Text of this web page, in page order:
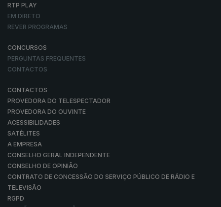
RTP PLAY
EM DIRETO
REVER PROGRAMAS
CONCURSOS
PERGUNTAS FREQUENTES
CONTACTOS
CONTACTOS
PROVEDORA DO TELESPECTADOR
PROVEDORA DO OUVINTE
ACESSIBILIDADES
SATÉLITES
A EMPRESA
CONSELHO GERAL INDEPENDENTE
CONSELHO DE OPINIÃO
CONTRATO DE CONCESSÃO DO SERVIÇO PÚBLICO DE RÁDIO E
TELEVISÃO
RGPD